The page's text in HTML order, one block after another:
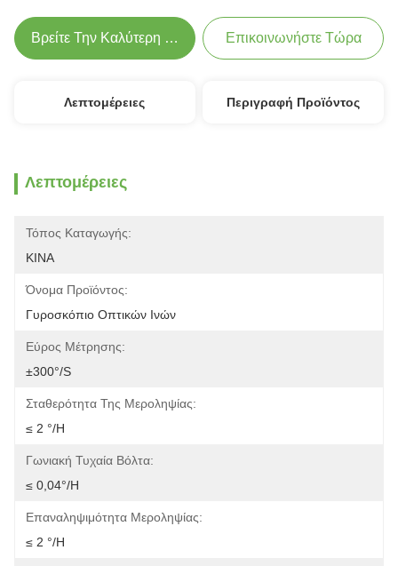
Βρείτε Την Καλύτερη Τιμή Επικοινωνήστε Τώρα
Λεπτομέρειες Περιγραφή Προϊόντος
Λεπτομέρειες
Τόπος Καταγωγής:
ΚΙΝΑ
Όνομα Προϊόντος:
Γυροσκόπιο Οπτικών Ινών
Εύρος Μέτρησης:
±300°/s
Σταθερότητα Της Μεροληψίας:
≤ 2 °/h
Γωνιακή Τυχαία Βόλτα:
≤ 0,04°/h
Επαναληψιμότητα Μεροληψίας:
≤ 2 °/h